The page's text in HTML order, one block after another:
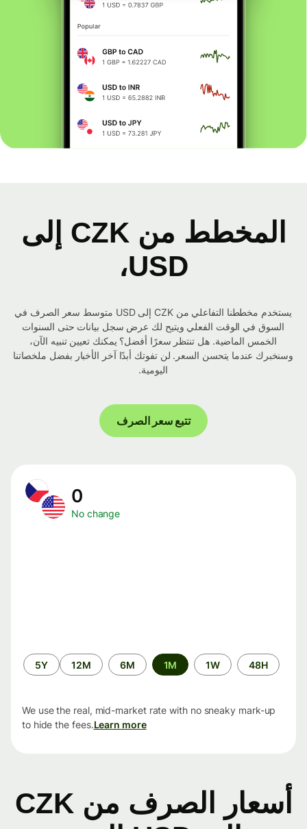
المخطط من CZK إلى
USD،
يستخدم مخططنا التفاعلي من CZK إلى USD متوسط ​​سعر الصرف في
السوق في الوقت الفعلي ويتيح لك عرض سجل بيانات حتى السنوات
الخمس الماضية. هل تنتظر سعرًا أفضل؟ يمكنك تعيين تنبيه الآن،
وسنخبرك عندما يتحسن السعر. لن تفوتك أبدًا آخر الأخبار بفضل ملخصاتنا
اليومية.
تتبع سعر الصرف
No change
الفترة
الزمنية
48H
1W
1M
6M
12M
5Y
We use the real, mid-market rate with no sneaky mark-up
to hide the fees.Learn more
أسعار الصرف من CZK